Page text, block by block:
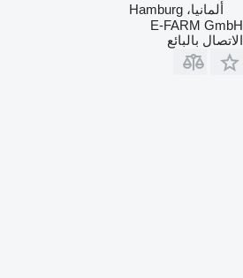
ألمانيا، Hamburg
E-FARM GmbH
الاتصال بالبائع